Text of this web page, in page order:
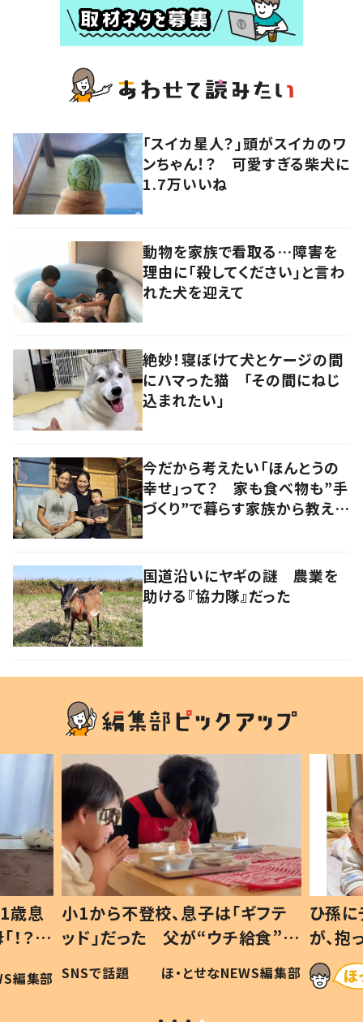
「スイカ星人？」頭がスイカのワ
ンちゃん！？ 可愛すぎる柴犬に
1.7万いいね
動物を家族で看取る…障害を
理由に「殺してください」と言わ
れた犬を迎えて
絶妙！寝ぼけて犬とケージの間
にハマった猫 「その間にねじ
込まれたい」
今だから考えたい「ほんとうの
幸せ」って？ 家も食べ物も”手
づくり”で暮らす家族から教えて
国道沿いにヤギの謎 農業を
助ける『協力隊』だった
歳息
？」
編集部
小1から不登校、息子は「ギフテ
ッド」だった 父が“ウチ給食”を
作り続ける理由とは #令和の親
#令和の子
SNSで話題 ほ・とせなNEWS編集部
ひ孫
が、
「涙が
い」